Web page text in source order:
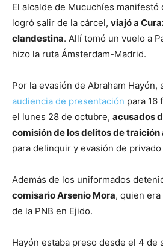
El alcalde de Mucuchíes manifestó
logró salir de la cárcel, viajó a
clandestina. Allí tomó un vuelo a
hizo la ruta Ámsterdam-Madrid.
Por la evasión de Abraham Hayón,
audiencia de presentación para 16
el lunes 28 de octubre, acusados
comisión de los delitos de traición
para delinquir y evasión de
Además de los uniformados
comisario Arsenio Mora, quien
de la PNB en Ejido.
Hayón estaba preso desde el 4 de